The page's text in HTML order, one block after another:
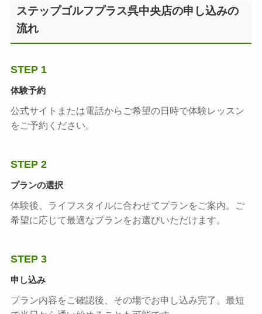
ステップゴルフプラス呉中央店の申し込みの
流れ
STEP 1
体験予約
公式サイトまたは電話からご希望の日時で体験レッスン
をご予約ください。
STEP 2
プランの選択
体験後、ライフスタイルに合わせてプランをご案内。ご
希望に応じて最適なプランをお選びいただけます。
STEP 3
申し込み
プラン内容をご確認後、その場でお申し込み完了。最短